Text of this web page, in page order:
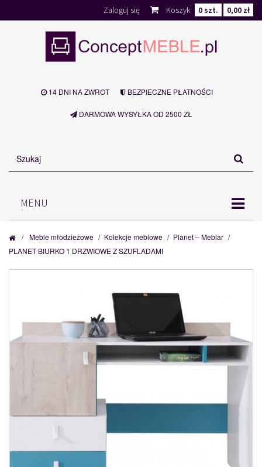
Koszyk 0szt. 0,00 zł
Zaloguj się
14 DNI NA ZWROT BEZPIECZNE PŁATNOŚCI
DARMOWA WYSYŁKA OD 2500 ZŁ
MENU
/ Meble młodzieżowe / Kolekcje meblowe / Planet – Meblar /
PLANET BIURKO 1 DRZWIOWE Z SZUFLADAMI